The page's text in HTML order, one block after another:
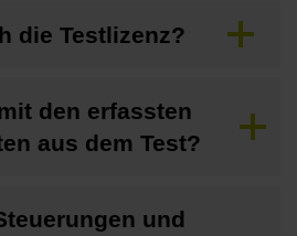
die Testlizenz?
den erfassten
aus dem Test?
und